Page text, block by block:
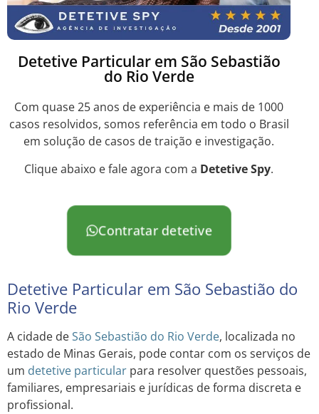
Detetive Particular em São Sebastião
do Rio Verde
Com quase 25 anos de experiência e mais de 1000
casos resolvidos, somos referência em todo o Brasil
em solução de casos de traição e investigação.
Clique abaixo e fale agora com a Detetive Spy.
Contratar detetive
Detetive Particular em São Sebastião do
Rio Verde
A cidade deSão Sebastião do Rio Verde, localizada no
estado de Minas Gerais, pode contar com os serviços de
um detetive particular para resolver questões pessoais,
familiares, empresariais e jurídicas de forma discreta e
profissional.